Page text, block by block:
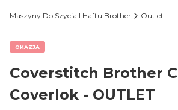
Maszyny Do Szycia I Haftu Brother Outlet
OKAZJA
Coverstitch Brother
Coverlok - OUTLET